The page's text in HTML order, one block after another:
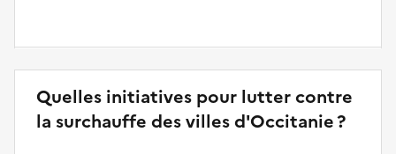
Quelles initiatives pour lutter contre
la surchauffe des villes d'Occitanie ?